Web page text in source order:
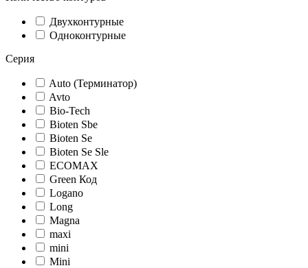
Двухконтурные
Одноконтурные
Серия
Auto (Терминатор)
Avto
Bio-Tech
Bioten Sbe
Bioten Se
Bioten Se Sle
ECOMAX
Green Код
Logano
Long
Magna
maxi
mini
Mini